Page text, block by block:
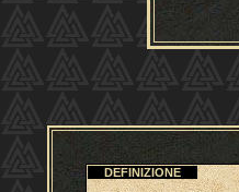
DEFINIZIONE